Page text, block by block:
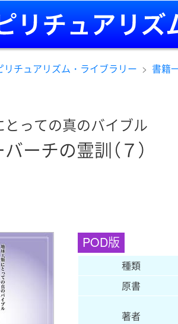
リチュアリズム・ライブラリー 書籍
とっての真のバイブル
ーチの霊訓（７）
POD版
種類
原書
著者